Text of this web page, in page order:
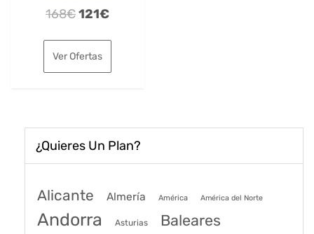
168€El
original
era:
121€El
es:
Ver Ofertas
¿Quieres Un Plan?
Alicante Almería América América del Norte
Andorra Asturias Baleares